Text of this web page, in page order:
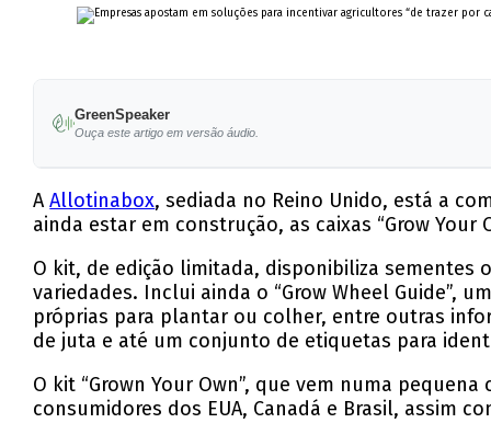
GreenSpeaker
Ouça este artigo em versão áudio.
AAllotinabox, sediada no Reino Unido, está a
ainda estar em construção, as caixas “Grow
O kit, de edição limitada, disponibiliza sementes
variedades. Inclui ainda o “Grow Wheel Guide”,
próprias para plantar ou colher, entre outras
de juta e até um conjunto de etiquetas para
O kit “Grown Your Own”, que vem numa
consumidores dos EUA, Canadá e Brasil, assim